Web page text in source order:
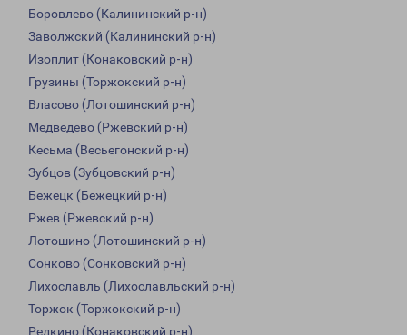
Боровлево (Калининский р-н)
Заволжский (Калининский р-н)
Изоплит (Конаковский р-н)
Грузины (Торжокский р-н)
Власово (Лотошинский р-н)
Медведево (Ржевский р-н)
Кесьма (Весьегонский р-н)
Зубцов (Зубцовский р-н)
Бежецк (Бежецкий р-н)
Ржев (Ржевский р-н)
Лотошино (Лотошинский р-н)
Сонково (Сонковский р-н)
Лихославль (Лихославльский р-н)
Торжок (Торжокский р-н)
Редкино (Конаковский р-н)